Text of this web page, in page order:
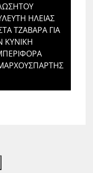
ΗΛΕΙΑΣ
ΤΖΑΒΑΡΑ ΓΙΑ
ΚΥΝΙΚΗ